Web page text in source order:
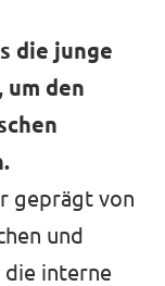
die junge
den
geprägt von
und
interne